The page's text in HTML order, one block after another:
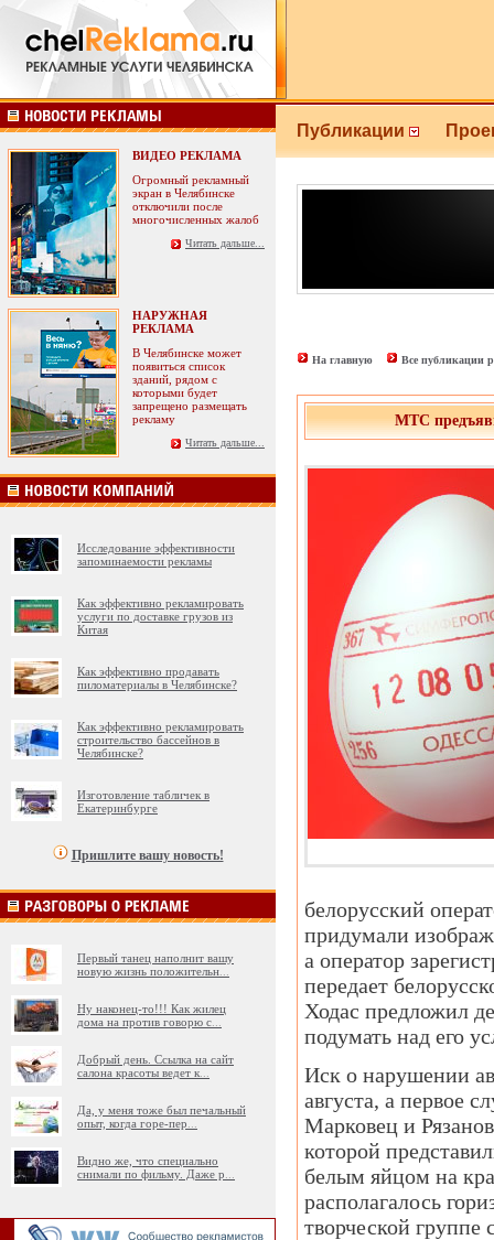
ВИДЕО РЕКЛАМА
Огромный рекламный
экран в Челябинске
отключили после
многочисленных жалоб
Читать дальше...
НАРУЖНАЯ
РЕКЛАМА
В Челябинске может
появиться список
зданий, рядом с
которыми будет
запрещено размещать
рекламу
Читать дальше...
Исследование эффективности
запоминаемости рекламы
Как эффективно рекламировать
услуги по доставке грузов из
Китая
Как эффективно продавать
пиломатериалы в Челябинске?
Как эффективно рекламировать
строительство бассейнов в
Челябинске?
Изготовление табличек в
Екатеринбурге
Пришлите вашу новость!
Первый танец наполнит вашу
новую жизнь положительн
Ну наконец-то!!! Как жилец
дома на против говорю с
Добрый день. Ссылка на сайт
салона красоты ведет к
Да, у меня тоже был печальный
опыт, когда горе-пер
Видно же, что специально
снимали по фильму. Даже р
Публикации
На главную Все публикации
МТС
белорусский
придумали
а оператор
передает
Ходас предложил
подумать над его
Иск о нарушении
августа, а первое
Марковец и
которой
белым яйцом на
располагалось
творческой